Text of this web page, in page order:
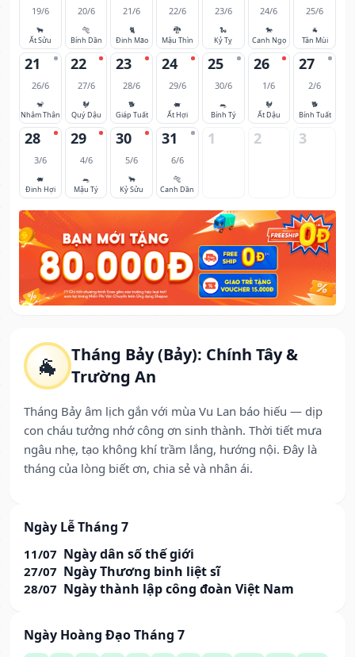
🐐
Tháng Bảy (Bảy): Chính Tây &
Trường An
Tháng Bảy âm lịch gắn với mùa Vu Lan báo hiếu — dịp
con cháu tưởng nhớ công ơn sinh thành. Thời tiết mưa
ngâu nhẹ, tạo không khí trầm lắng, hướng nội. Đây là
tháng của lòng biết ơn, chia sẻ và nhân ái.
Ngày Lễ Tháng 7
11/07 Ngày dân số thế giới
27/07 Ngày Thương binh liệt sĩ
28/07 Ngày thành lập công đoàn Việt Nam
Ngày Hoàng Đạo Tháng 7
19/6
🐂
Ất Sửu
20/6
🐅
Bính Dần
21/6
🐈
Đinh Mão
22/6
🐉
Mậu Thìn
23/6
🐍
Kỷ Tỵ
24/6
🐎
Canh Ngọ
25/6
🐐
Tân Mùi
21
26/6
🐒
Nhâm Thân
22
27/6
🐓
Quý Dậu
23
28/6
🐕
Giáp Tuất
24
29/6
🐖
Ất Hợi
25
30/6
🐀
Bính Tý
26
1/6
🐓
Ất Dậu
27
2/6
🐕
Bính Tuất
28
3/6
🐖
Đinh Hợi
29
4/6
🐀
Mậu Tý
30
5/6
🐂
Kỷ Sửu
31
6/6
🐅
Canh Dần
1 2 3